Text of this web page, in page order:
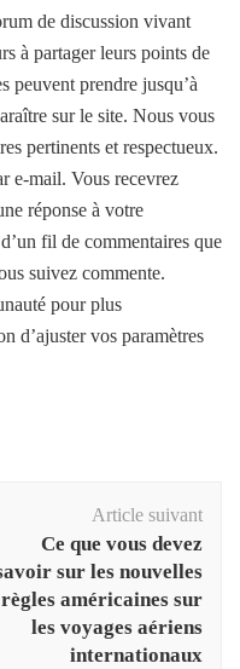
de discussion vivant
à partager leurs points de
peuvent prendre jusqu’à
sur le site. Nous vous
pertinents et respectueux.
e-mail. Vous recevrez
réponse à votre
fil de commentaires que
suivez commente.
pour plus
d’ajuster vos paramètres
Article suivant
Ce que vous devez
sur les nouvelles
règles américaines sur
les voyages aériens
internationaux